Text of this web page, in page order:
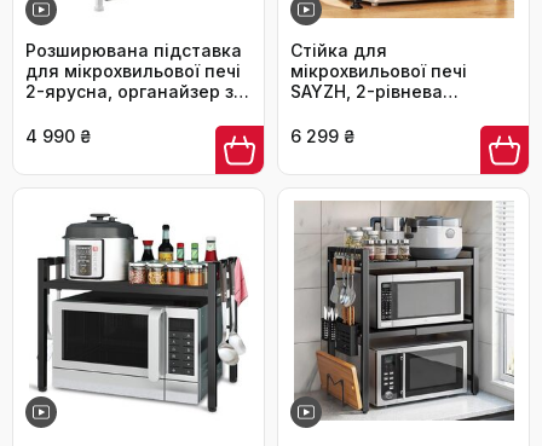
Розширювана підставка
для мікрохвильової печі
2-ярусна, органайзер з
кухонна полиця з 10
гачками для тостера та
аірфрая (білий)
4 990 ₴
Стійка для
мікрохвильової печі
SAYZH, 2-рівнева
гачками, чорна
6 299 ₴